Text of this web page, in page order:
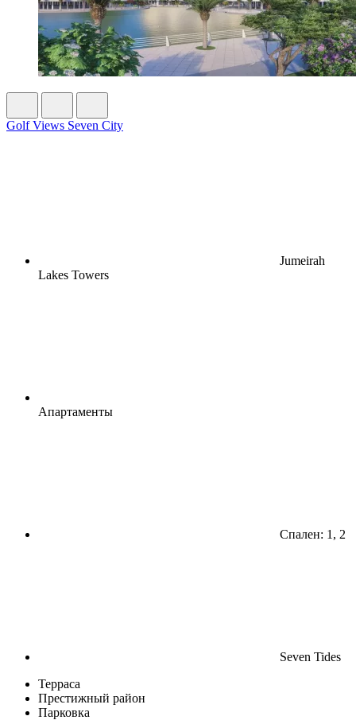
Golf Views Seven City
Jumeirah
Lakes Towers
Апартаменты
Спален: 1, 2
Seven Tides
Терраса
Престижный район
Парковка